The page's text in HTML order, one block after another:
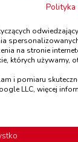
na stronie
których używamy,
i pomiaru
LLC, więcej